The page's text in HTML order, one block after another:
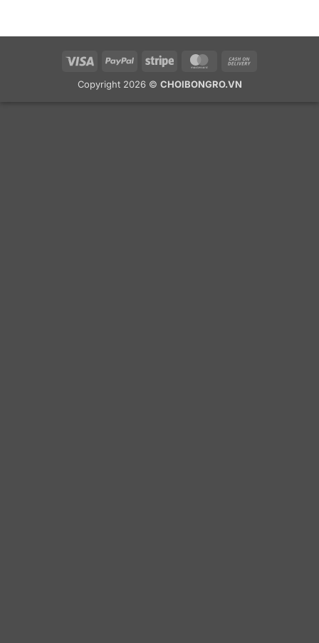
Visa PayPal Stripe MasterCard
Copyright 2026 © CHOIBONGRO.VN